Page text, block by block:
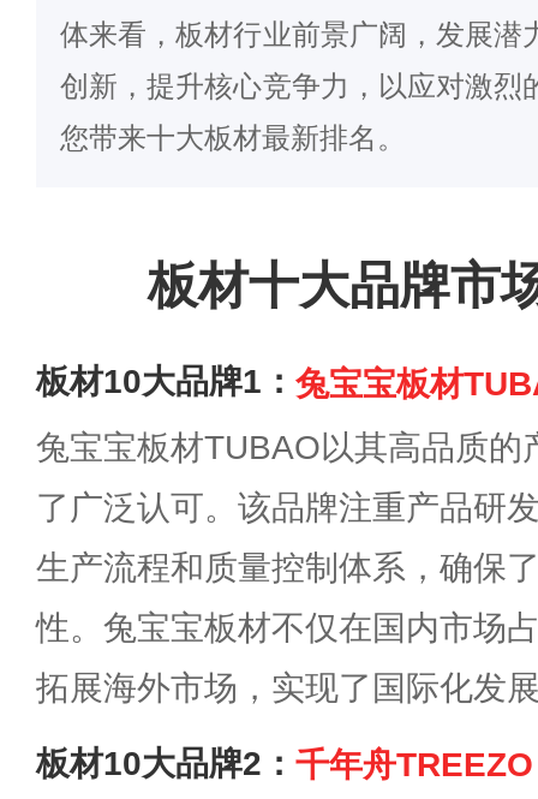
体来看，板材行业前景广阔，发展潜
创新，提升核心竞争力，以应对激烈
您带来十大板材最新排名。
板材十大品牌市
板材10大品牌1： 兔宝宝板材
兔宝宝板材TUBAO以其高品质的
了广泛认可。该品牌注重产品研
生产流程和质量控制体系，确保
性。兔宝宝板材不仅在国内市场
拓展海外市场，实现了国际化发
板材10大品牌2： 千年舟TREEZO